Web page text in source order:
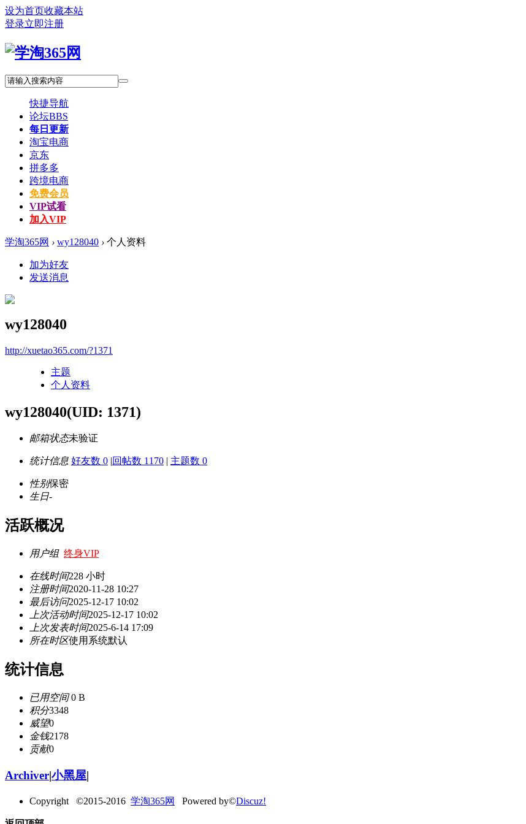
设为首页收藏本站
登录立即注册
快捷导航
论坛BBS
每日更新
淘宝电商
京东
拼多多
跨境电商
免费会员
VIP试看
加入VIP
学淘365网 › wy128040 › 个人资料
加为好友
发送消息
wy128040
http://xuetao365.com/?1371
主题
个人资料
wy128040(UID: 1371)
邮箱状态未验证
统计信息 好友数 0 |回帖数 1170 | 主题数 0
性别保密
生日-
活跃概况
用户组 终身VIP
在线时间228 小时
注册时间2020-11-28 10:27
最后访问2025-12-17 10:02
上次活动时间2025-12-17 10:02
上次发表时间2025-6-14 17:09
所在时区使用系统默认
统计信息
已用空间0 B
积分3348
威望0
金钱2178
贡献0
Archiver|小黑屋|
Copyright ©2015-2016 学淘365网 Powered by©Discuz!